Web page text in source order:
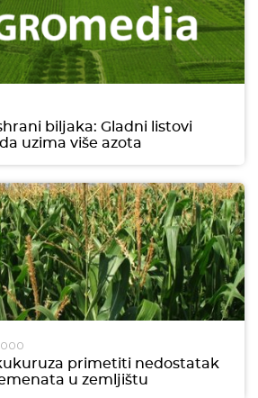
biljaka: Gladni listovi
uzima više azota
primetiti nedostatak
u zemljištu